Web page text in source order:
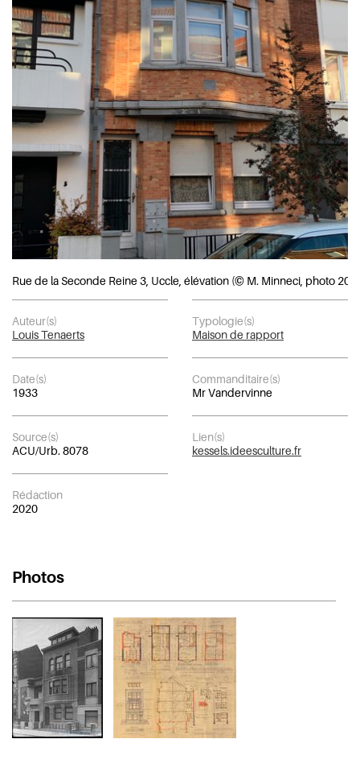
Rue de la Seconde Reine 3, Uccle, élévation (© M. Minneci, photo
Auteur(s)
Louis Tenaerts
Typologie(s)
Maison de rapport
Date(s)
1933
Commanditaire(s)
Mr Vandervinne
Source(s)
ACU/Urb. 8078
Lien(s)
kessels.ideesculture.fr
Rédaction
2020
Photos